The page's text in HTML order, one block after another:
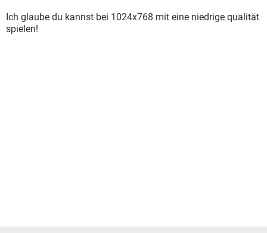
Ich glaube du kannst bei 1024x768 mit eine niedrige qualität
spielen!